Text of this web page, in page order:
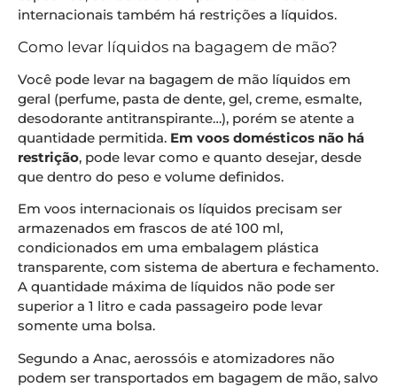
internacionais também há restrições a líquidos.
Como levar líquidos na bagagem de mão?
Você pode levar na bagagem de mão líquidos em
geral (perfume, pasta de dente, gel, creme, esmalte,
desodorante antitranspirante…), porém se atente a
quantidade permitida. Em voos domésticos não há
restrição, pode levar como e quanto desejar, desde
que dentro do peso e volume definidos.
Em voos internacionais os líquidos precisam ser
armazenados em frascos de até 100 ml,
condicionados em uma embalagem plástica
transparente, com sistema de abertura e fechamento.
A quantidade máxima de líquidos não pode ser
superior a 1 litro e cada passageiro pode levar
somente uma bolsa.
Segundo a Anac, aerossóis e atomizadores não
podem ser transportados em bagagem de mão, salvo